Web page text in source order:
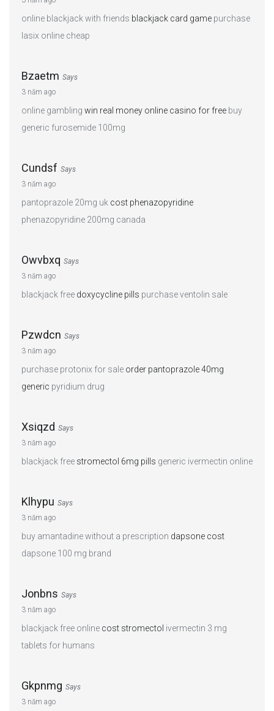
online blackjack with friends blackjack card game purchase
lasix online cheap
Bzaetm Says
3 năm ago
online gambling win real money online casino for free buy
generic furosemide 100mg
Cundsf Says
3 năm ago
pantoprazole 20mg uk cost phenazopyridine
phenazopyridine 200mg canada
Owvbxq Says
3 năm ago
blackjack free doxycycline pills purchase ventolin sale
Pzwdcn Says
3 năm ago
purchase protonix for sale order pantoprazole 40mg
generic pyridium drug
Xsiqzd Says
3 năm ago
blackjack free stromectol 6mg pills generic ivermectin online
Klhypu Says
3 năm ago
buy amantadine without a prescription dapsone cost
dapsone 100 mg brand
Jonbns Says
3 năm ago
blackjack free online cost stromectol ivermectin 3 mg
tablets for humans
Gkpnmg Says
3 năm ago